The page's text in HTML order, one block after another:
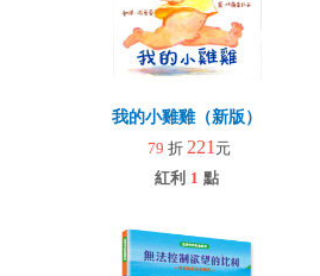
我的小雞雞（新版）
79 折 221 元
紅利 1 點